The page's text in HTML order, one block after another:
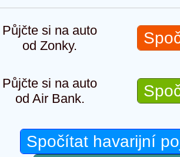
Půjčte si na auto
od Zonky.
Půjčte si na auto
od Air Bank.
Spočítat havarijní